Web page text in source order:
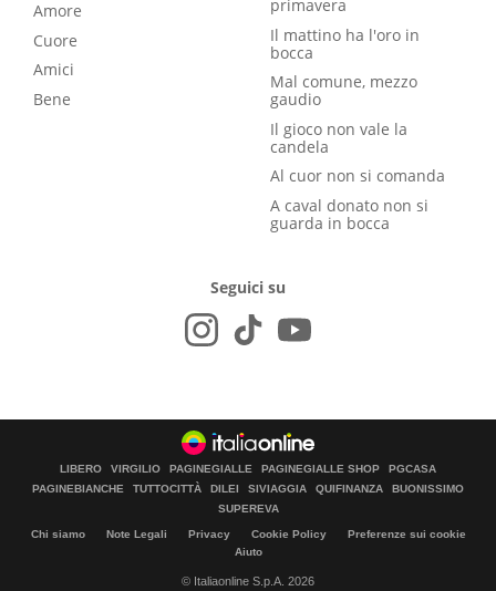
Amore
Cuore
Amici
Bene
primavera
Il mattino ha l'oro in
bocca
Mal comune, mezzo
gaudio
Il gioco non vale la
candela
Al cuor non si comanda
A caval donato non si
guarda in bocca
Seguici su
LIBERO VIRGILIO PAGINEGIALLE PAGINEGIALLE SHOP
PGCASA
PAGINEBIANCHE
TUTTOCITTÀ DILEI SIVIAGGIA QUIFINANZA
BUONISSIMO
SUPEREVA
Chi siamo Note Legali Privacy Cookie Policy
Preferenze sui cookie
Aiuto
© Italiaonline S.p.A. 2026